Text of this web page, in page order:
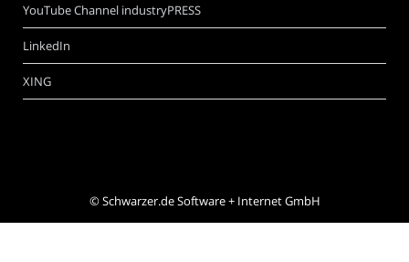
YouTube Channel industryPRESS
LinkedIn
XING
©Schwarzer.de Software + Internet GmbH